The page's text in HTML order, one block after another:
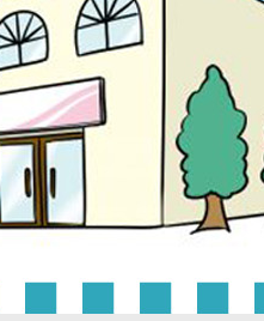
へ
ス
キ
ッ
プ